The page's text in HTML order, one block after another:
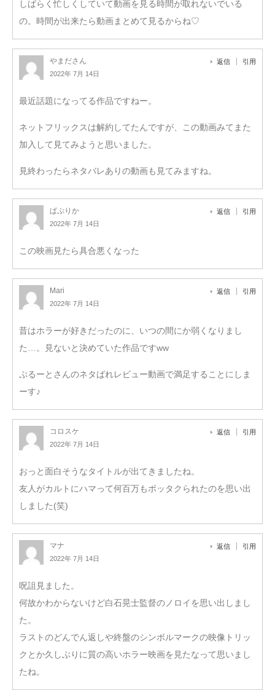
しばらく忙しくしていて動画を見る時間が取れないでいる
の。時間が出来たら動画まとめて見るからね♡
やまださん
2022年 7月 14日
返信 引用
最近話題になってる作品ですねー。
ネットフリックスは解約してたんですが、この動画みてまた
加入して見てみようと思いました。
見終わったらネタバレありの動画も見てみますね。
ぱぷりか
2022年 7月 14日
返信 引用
この映画見たら具合悪くなった
Mari
2022年 7月 14日
返信 引用
昔はホラーが好きだったのに、いつの間にか弱くなりまし
た…。見ないと決めていた作品ですww
ぷるーとさんのネタばれレビュー動画で満足することにしま
ーす♪
コロスケ
2022年 7月 14日
返信 引用
おっと面白そうなタイトルが出てきましたね。
友人がカルトにハマって何百万もボッタクられたのを思い出
しました(笑)
マナ
2022年 7月 14日
返信 引用
呪詛見ました。
何故かわからないけど白石晃士監督のノロイを思い出しまし
た。
ラストのどんでん返しや終盤のシンボルマークの映像トリッ
クとか久しぶりに質の高いホラー映画を見たなって思いまし
たね。